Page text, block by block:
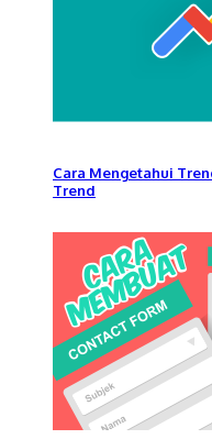
Cara Mengetahui
Trend